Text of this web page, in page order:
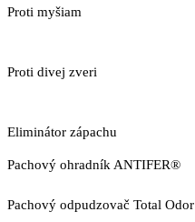
Proti myšiam
Proti divej zveri
Eliminátor zápachu
Pachový ohradník ANTIFER®
Pachový odpudzovač Total Odor